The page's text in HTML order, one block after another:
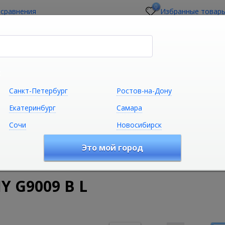
0 Избранные
Сантехника Климатическая
Ванны Акриловые ванны Акриловая ванна
G9009 B L
Санкт-Петербург
Ростов-на-Дону
Екатеринбург
Самара
Сочи Новосибирск
Это мой город